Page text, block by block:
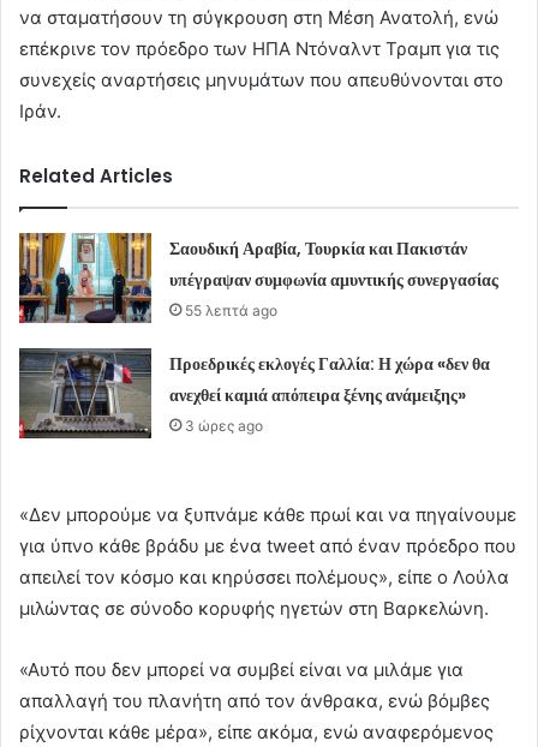
να σταματήσουν τη σύγκρουση στη Μέση Ανατολή, ενώ
επέκρινε τον πρόεδρο των ΗΠΑ Ντόναλντ Τραμπ για τις
συνεχείς αναρτήσεις μηνυμάτων που απευθύνονται στο
Ιράν.
Related Articles
Σαουδική Αραβία, Τουρκία και Πακιστάν
υπέγραψαν συμφωνία αμυντικής συνεργασίας
55 λεπτά ago
Προεδρικές εκλογές Γαλλία: Η χώρα «δεν θα
ανεχθεί καμιά απόπειρα ξένης ανάμειξης»
3 ώρες ago
«Δεν μπορούμε να ξυπνάμε κάθε πρωί και να πηγαίνουμε
για ύπνο κάθε βράδυ με ένα tweet από έναν πρόεδρο που
απειλεί τον κόσμο και κηρύσσει πολέμους», είπε ο Λούλα
μιλώντας σε σύνοδο κορυφής ηγετών στη Βαρκελώνη.
«Αυτό που δεν μπορεί να συμβεί είναι να μιλάμε για
απαλλαγή του πλανήτη από τον άνθρακα, ενώ βόμβες
ρίχνονται κάθε μέρα», είπε ακόμα, ενώ αναφερόμενος